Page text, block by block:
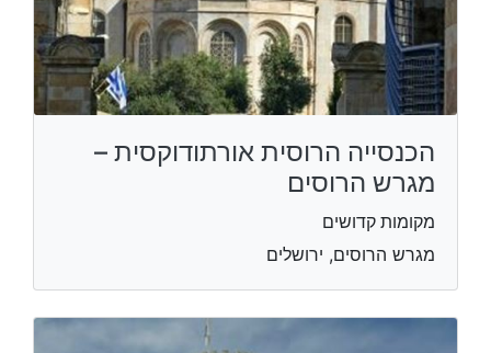
הכנסייה הרוסית אורתודוקסית –
מגרש הרוסים
מקומות קדושים
מגרש הרוסים, ירושלים